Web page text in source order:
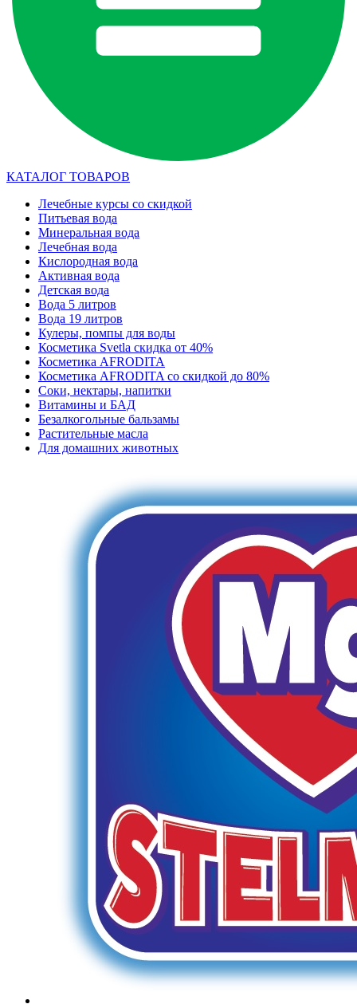
КАТАЛОГ ТОВАРОВ
Лечебные курсы со скидкой
Питьевая вода
Минеральная вода
Лечебная вода
Кислородная вода
Активная вода
Детская вода
Вода 5 литров
Вода 19 литров
Кулеры, помпы для воды
Косметика Svetla скидка от 40%
Косметика AFRODITA
Косметика AFRODITA со скидкой до 80%
Соки, нектары, напитки
Витамины и БАД
Безалкогольные бальзамы
Растительные масла
Для домашних животных